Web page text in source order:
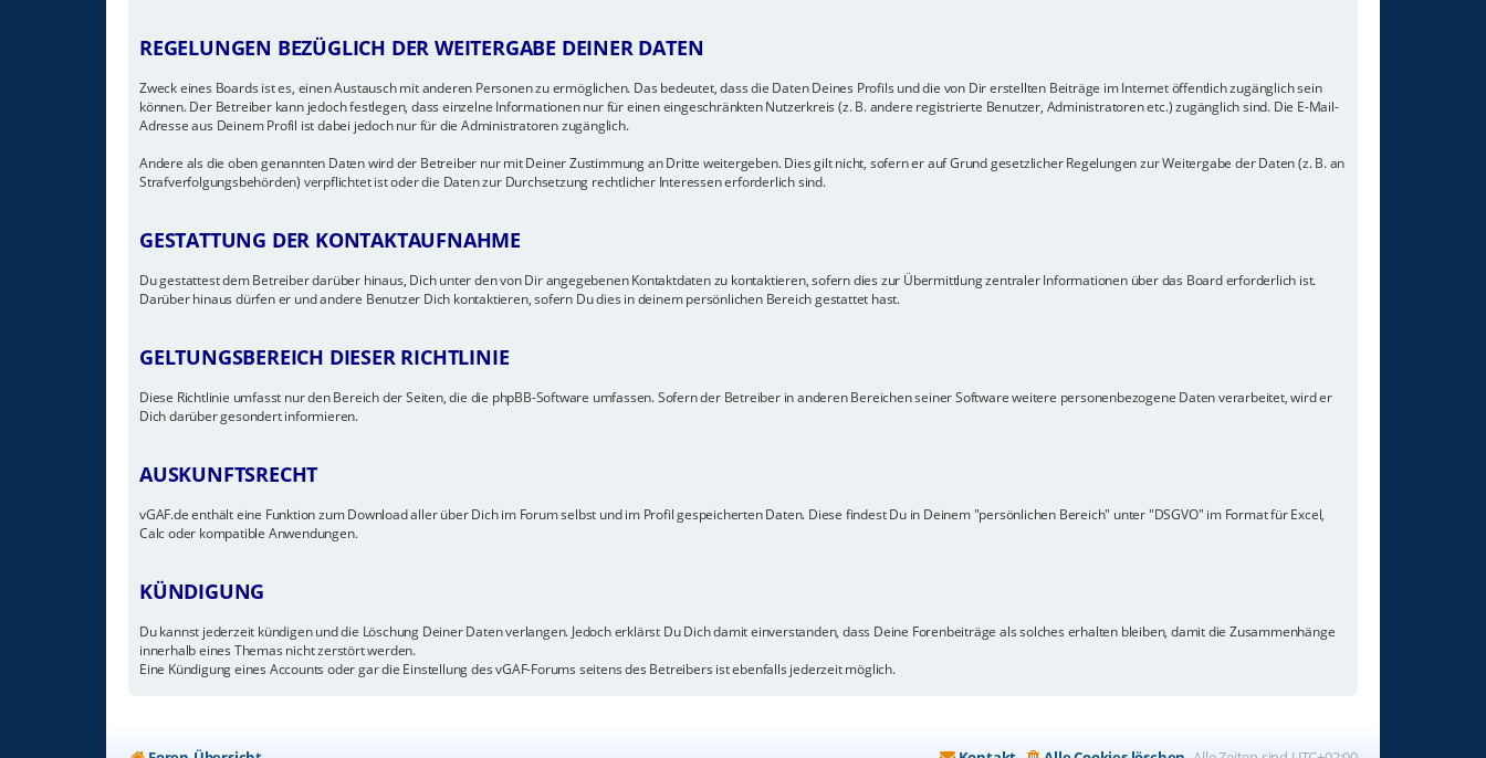
REGELUNGEN BEZÜGLICH DER WEITERGABE DEINER DATEN
Zweck eines Boards ist es, einen Austausch mit anderen Personen zu ermöglichen. Das bedeutet, dass die Daten Deines Profils und die von Dir erstellten Beiträge im Internet öffentlich zugänglich sein
können. Der Betreiber kann jedoch festlegen, dass einzelne Informationen nur für einen eingeschränkten Nutzerkreis (z. B. andere registrierte Benutzer, Administratoren etc.) zugänglich sind. Die E-Mail-
Adresse aus Deinem Profil ist dabei jedoch nur für die Administratoren zugänglich.
Andere als die oben genannten Daten wird der Betreiber nur mit Deiner Zustimmung an Dritte weitergeben. Dies gilt nicht, sofern er auf Grund gesetzlicher Regelungen zur Weitergabe der Daten (z. B. an
Strafverfolgungsbehörden) verpflichtet ist oder die Daten zur Durchsetzung rechtlicher Interessen erforderlich sind.
GESTATTUNG DER KONTAKTAUFNAHME
Du gestattest dem Betreiber darüber hinaus, Dich unter den von Dir angegebenen Kontaktdaten zu kontaktieren, sofern dies zur Übermittlung zentraler Informationen über das Board erforderlich ist.
Darüber hinaus dürfen er und andere Benutzer Dich kontaktieren, sofern Du dies in deinem persönlichen Bereich gestattet hast.
GELTUNGSBEREICH DIESER RICHTLINIE
Diese Richtlinie umfasst nur den Bereich der Seiten, die die phpBB-Software umfassen. Sofern der Betreiber in anderen Bereichen seiner Software weitere personenbezogene Daten verarbeitet, wird er
Dich darüber gesondert informieren.
AUSKUNFTSRECHT
vGAF.de enthält eine Funktion zum Download aller über Dich im Forum selbst und im Profil gespeicherten Daten. Diese findest Du in Deinem "persönlichen Bereich" unter "DSGVO" im Format für Excel,
Calc oder kompatible Anwendungen.
KÜNDIGUNG
Du kannst jederzeit kündigen und die Löschung Deiner Daten verlangen. Jedoch erklärst Du Dich damit einverstanden, dass Deine Forenbeiträge als solches erhalten bleiben, damit die Zusammenhänge
innerhalb eines Themas nicht zerstört werden.
Eine Kündigung eines Accounts oder gar die Einstellung des vGAF-Forums seitens des Betreibers ist ebenfalls jederzeit möglich.